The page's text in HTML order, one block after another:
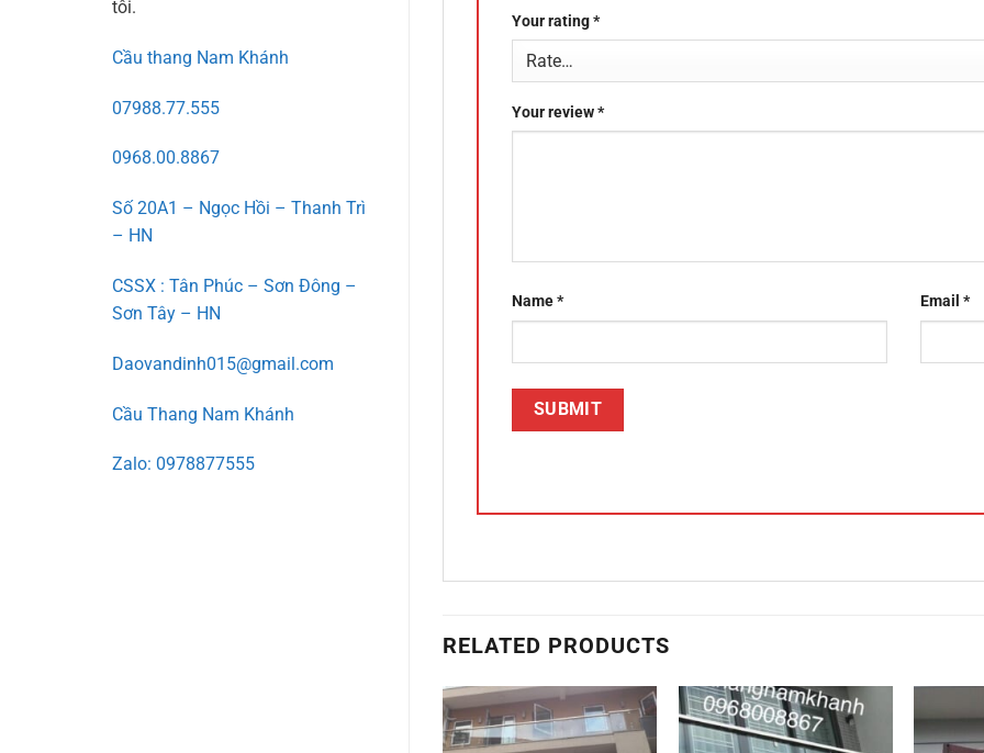
tôi.
Cầu thang Nam Khánh
07988.77.555
0968.00.8867
Số 20A1 – Ngọc Hồi – Thanh Trì
– HN
CSSX : Tân Phúc – Sơn Đông –
Sơn Tây – HN
Daovandinh015@gmail.com
Cầu Thang Nam Khánh
Zalo: 0978877555
Your rating*
Your review*
Name* Email *
RELATED PRODUCTS